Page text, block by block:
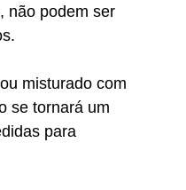
não podem ser
misturado com
se tornará um
para